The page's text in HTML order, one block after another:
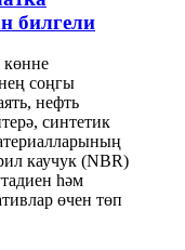
билгели
көнне
соңгы
нефть
синтетик
каучук (NBR)
һәм
өчен төп